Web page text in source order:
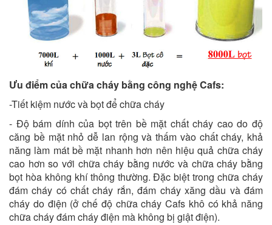
Ưu điểm của chữa cháy bằng công nghệ Cafs:
-Tiết kiệm nước và bọt để chữa cháy
- Độ bám dính của bọt trên bề mặt chất cháy cao do độ
căng bề mặt nhỏ dễ lan rộng và thấm vào chất cháy, khả
năng làm mát bề mặt nhanh hơn nên hiệu quả chữa cháy
cao hơn so với chữa cháy bằng nước và chữa cháy bằng
bọt hòa không khí thông thường. Đặc biệt trong chữa cháy
đám cháy có chất cháy rắn, đám cháy xăng dầu và đám
cháy do điện (ở chế độ chữa cháy Cafs khô có khả năng
chữa cháy đám cháy điện mà không bị giật điện).